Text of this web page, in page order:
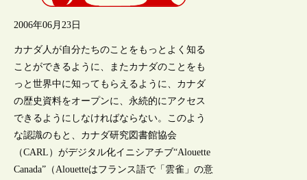
2006年06月23日
カナダ人が自分たちのことをもっとよく知る
ことができるように、またカナダのことをも
っと世界中に知ってもらえるように、カナダ
の歴史資料をオープンに、永続的にアクセス
できるようにしなければならない。このよう
な認識のもと、カナダ研究図書館協会
（CARL）がデジタル化イニシアチブ“Alouette
Canada”（Alouetteはフランス語で「雲雀」の意